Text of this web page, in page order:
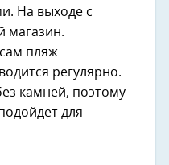
На выходе с
магазин.
сам пляж
регулярно.
камней, поэтому
для